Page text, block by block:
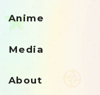
Anime
Media
About